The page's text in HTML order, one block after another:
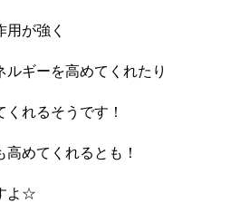
用が強く
ギーを高めてくれたり
れるそうです！
めてくれるとも！
よ☆